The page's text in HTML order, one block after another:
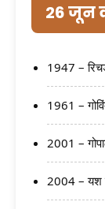
26 जून
1947 –
1961 –
2001 –
2004 – यश